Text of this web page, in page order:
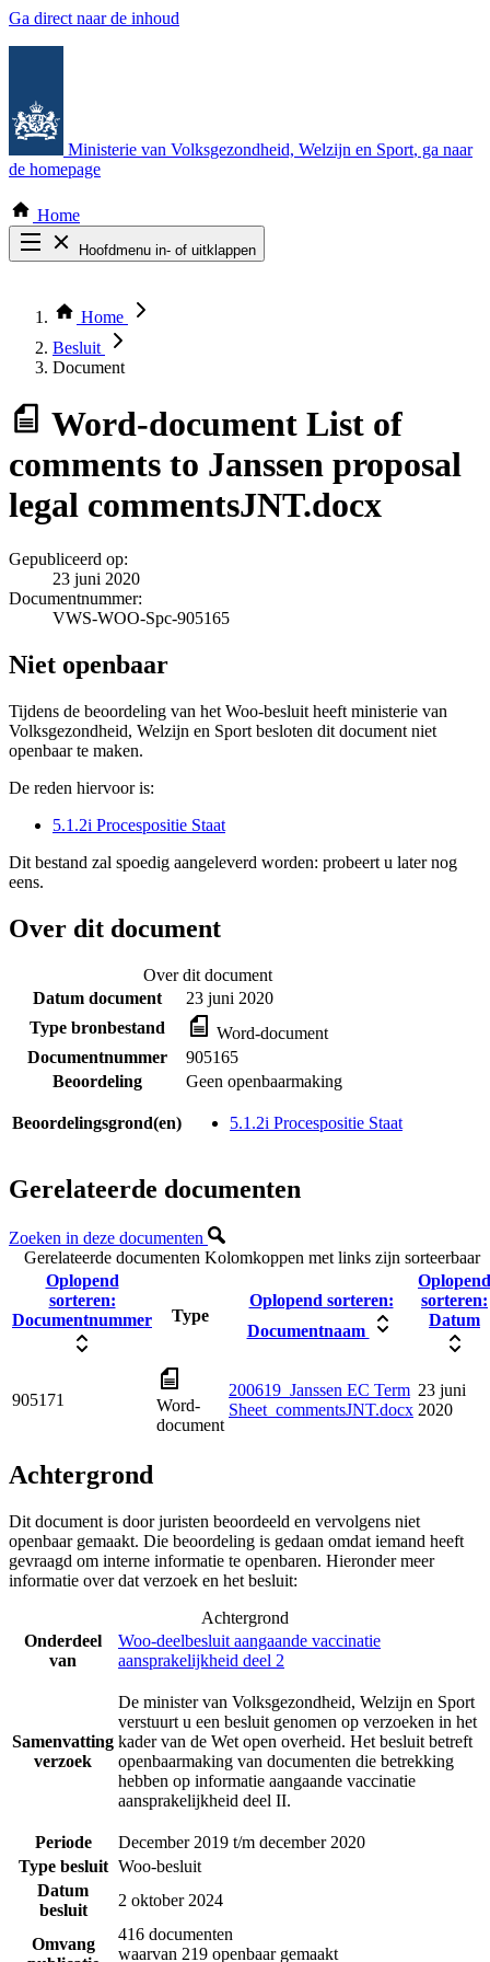
Ga direct naar de inhoud
Ministerie van Volksgezondheid, Welzijn en Sport, ga naar
de homepage
Home
Hoofdmenu in- of uitklappen
Thema COVID-19
Bekijk per bestuursorgaan
Home
Besluit
Document
Word-document List of
comments to Janssen proposal
legal commentsJNT.docx
Gepubliceerd op:
23 juni 2020
Documentnummer:
VWS-WOO-Spc-905165
Niet openbaar
Tijdens de beoordeling van het Woo-besluit heeft ministerie van
Volksgezondheid, Welzijn en Sport besloten dit document niet
openbaar te maken.
De reden hiervoor is:
5.1.2i Procespositie Staat
Dit bestand zal spoedig aangeleverd worden: probeert u later nog
eens.
Over dit document
Over dit document
Datum document
23 juni 2020
Type bronbestand
Word-document
Documentnummer
905165
Beoordeling
Geen openbaarmaking
Beoordelingsgrond(en) 5.1.2i Procespositie Staat
Gerelateerde documenten
Zoeken in deze documenten
Gerelateerde documenten Kolomkoppen met links zijn sorteerbaar
Oplopend
sorteren:
Documentnummer
Type
Oplopend sorteren:
Documentnaam
Oplopend
sorteren:
Datum
905171
Word-
document
200619_Janssen EC Term
Sheet_commentsJNT.docx
23 juni
2020
Achtergrond
Dit document is door juristen beoordeeld en vervolgens niet
openbaar gemaakt. Die beoordeling is gedaan omdat iemand heeft
gevraagd om interne informatie te openbaren. Hieronder meer
informatie over dat verzoek en het besluit:
Achtergrond
Onderdeel
van
Woo-deelbesluit aangaande vaccinatie
aansprakelijkheid deel 2
Samenvatting
verzoek
De minister van Volksgezondheid, Welzijn en Sport
verstuurt u een besluit genomen op verzoeken in het
kader van de Wet open overheid. Het besluit betreft
openbaarmaking van documenten die betrekking
hebben op informatie aangaande vaccinatie
aansprakelijkheid deel II.
Periode
December 2019 t/m december 2020
Type besluit Woo-besluit
Datum
besluit
2 oktober 2024
Omvang
416 documenten
waarvan 219 openbaar gemaakt